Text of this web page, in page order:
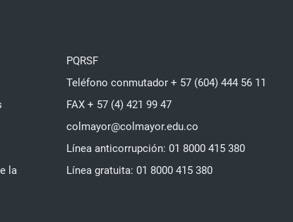
la
PQRSF
Teléfono conmutador + 57 (604) 444 56 11
FAX + 57 (4) 421 99 47
colmayor@colmayor.edu.co
Línea anticorrupción: 01 8000 415 380
Línea gratuita: 01 8000 415 380